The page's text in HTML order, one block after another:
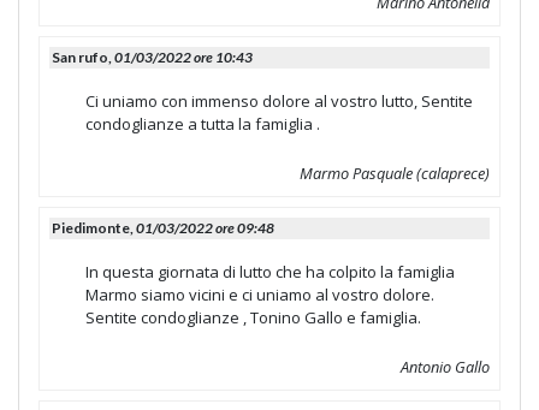
San rufo, 01/03/2022 ore 10:43
Ci uniamo con immenso dolore al vostro lutto, Sentite
condoglianze a tutta la famiglia .
Marmo Pasquale (calaprece)
Piedimonte, 01/03/2022 ore 09:48
In questa giornata di lutto che ha colpito la famiglia
Marmo siamo vicini e ci uniamo al vostro dolore.
Sentite condoglianze , Tonino Gallo e famiglia.
Antonio Gallo